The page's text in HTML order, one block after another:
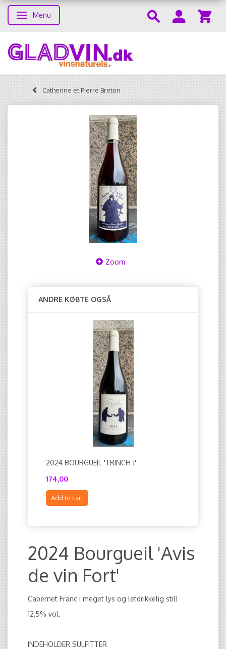
Toggle navigation
Menu
Catherine et Pierre Breton
Zoom
ANDRE KØBTE OGSÅ
2024 BOURGUEIL 'TRINCH !'
174,00
Add to cart
2024 Bourgueil 'Avis
de vin Fort'
Cabernet Franc i meget lys og letdrikkelig stil!
12,5% vol.
INDEHOLDER SULFITTER